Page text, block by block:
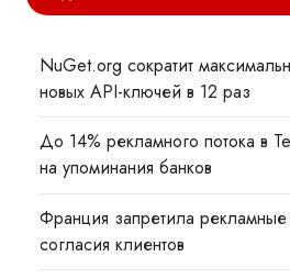
NuGet.org сократит
новых API-ключей в 12 раз
До 14% рекламного потока в
на упоминания банков
Франция запретила
согласия клиентов